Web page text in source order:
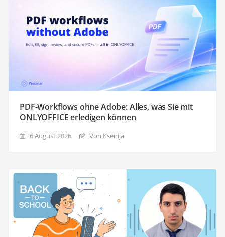
PDF-Workflows ohne Adobe: Alles, was Sie mit
ONLYOFFICE erledigen können
6 August 2026 Von Ksenija